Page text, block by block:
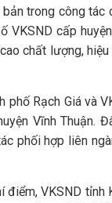
trong công
cấp
chất lượng,
Rạch Giá và
Vĩnh Thuận.
phối hợp liên
VKSND